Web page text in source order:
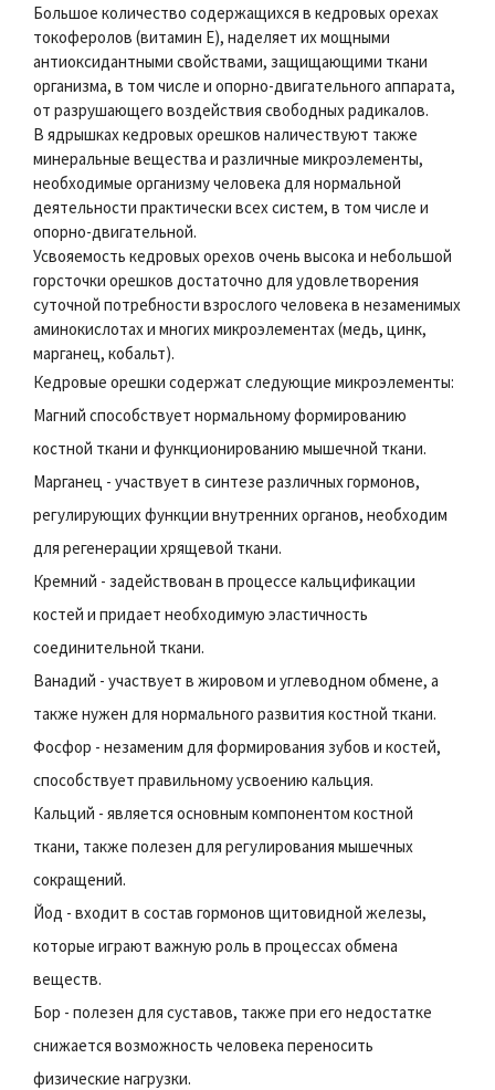
Большое количество содержащихся в кедровых орехах
токоферолов (витамин Е), наделяет их мощными
антиоксидантными свойствами, защищающими ткани
организма, в том числе и опорно-двигательного аппарата,
от разрушающего воздействия свободных радикалов.
В ядрышках кедровых орешков наличествуют также
минеральные вещества и различные микроэлементы,
необходимые организму человека для нормальной
деятельности практически всех систем, в том числе и
опорно-двигательной.
Усвояемость кедровых орехов очень высока и небольшой
горсточки орешков достаточно для удовлетворения
суточной потребности взрослого человека в незаменимых
аминокислотах и многих микроэлементах (медь, цинк,
марганец, кобальт).
Кедровые орешки содержат следующие микроэлементы:
Магний способствует нормальному формированию
костной ткани и функционированию мышечной ткани.
Марганец - участвует в синтезе различных гормонов,
регулирующих функции внутренних органов, необходим
для регенерации хрящевой ткани.
Кремний - задействован в процессе кальцификации
костей и придает необходимую эластичность
соединительной ткани.
Ванадий - участвует в жировом и углеводном обмене, а
также нужен для нормального развития костной ткани.
Фосфор - незаменим для формирования зубов и костей,
способствует правильному усвоению кальция.
Кальций - является основным компонентом костной
ткани, также полезен для регулирования мышечных
сокращений.
Йод - входит в состав гормонов щитовидной железы,
которые играют важную роль в процессах обмена
веществ.
Бор - полезен для суставов, также при его недостатке
снижается возможность человека переносить
физические нагрузки.